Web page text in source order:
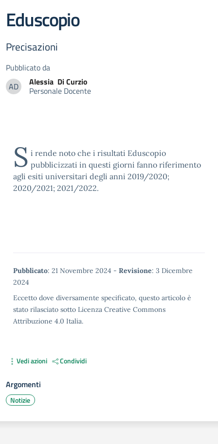
Eduscopio
Precisazioni
Pubblicato da
ADAlessia Di Curzio
Alessia Di Curzio
Personale Docente
S i rende noto che i risultati Eduscopio
pubblicizzati in questi giorni fanno riferimento
agli esiti universitari degli anni 2019/2020;
2020/2021; 2021/2022.
Metadata
Pubblicato: 21 Novembre 2024 - Revisione: 3 Dicembre
2024
Eccetto dove diversamente specificato, questo articolo è
stato rilasciato sotto Licenza Creative Commons
Attribuzione 4.0 Italia.
Vedi azioni Condividi
Argomenti
Notizie